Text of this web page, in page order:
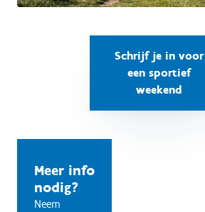
Schrijf je in voor
een sportief
weekend
Meer info
nodig?
Neem